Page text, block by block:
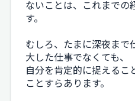
ないことは、これまでの
す。
むしろ、たまに深夜まで
大した仕事でなくても、
自分を肯定的に捉えるこ
ことすらあります。